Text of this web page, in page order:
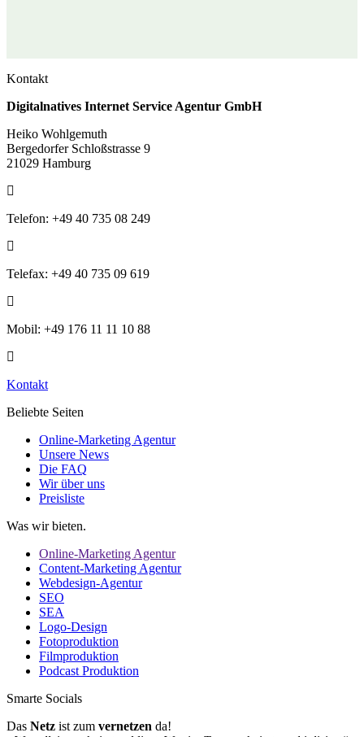
Kontakt
Digitalnatives Internet Service Agentur GmbH
Heiko Wohlgemuth
Bergedorfer Schloßstrasse 9
21029 Hamburg
Telefon: +49 40 735 08 249
Telefax: +49 40 735 09 619
Mobil: +49 176 11 11 10 88
Kontakt
Beliebte Seiten
Online-Marketing Agentur
Unsere News
Die FAQ
Wir über uns
Preisliste
Was wir bieten.
Online-Marketing Agentur
Content-Marketing Agentur
Webdesign-Agentur
SEO
SEA
Logo-Design
Fotoproduktion
Filmproduktion
Podcast Produktion
Smarte Socials
Das Netz ist zum vernetzen da!